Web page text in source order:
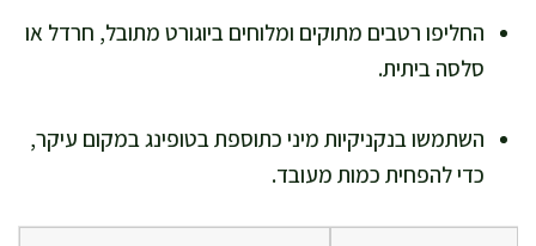
החליפו רטבים מתוקים ומלוחים ביוגורט מתובל, חרדל או
סלסה ביתית.
השתמשו בנקניקיות מיני כתוספת בטופינג במקום עיקר,
כדי להפחית כמות מעובד.